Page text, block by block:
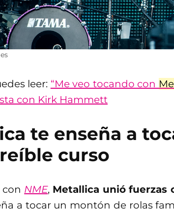
leer: “Me veo tocando con
con Kirk Hammett
te enseña a
curso
con NME, Metallica unió fuerzas
a tocar un montón de rolas